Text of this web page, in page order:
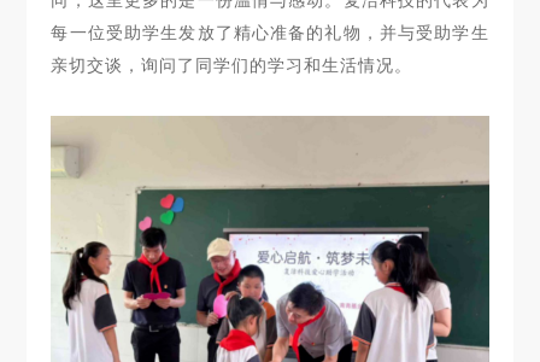
每一位受助学生发放了精心准备的礼物，并与受助学生
亲切交谈，询问了同学们的学习和生活情况。